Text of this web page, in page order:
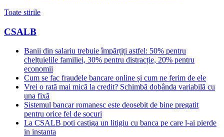
Toate stirile
CSALB
Banii din salariu trebuie împărțiți astfel: 50% pentru
cheltuielile familiei, 30% pentru distracție, 20% pentru
economii
Cum se fac fraudele bancare online și cum ne ferim de ele
Vrei o rată mai mică la credit? Schimbă dobânda variabilă cu
una fixă
Sistemul bancar romanesc este deosebit de bine pregatit
pentru orice fel de socuri
La CSALB poti castiga un litigiu cu banca pe care l-ai pierde
in instanta